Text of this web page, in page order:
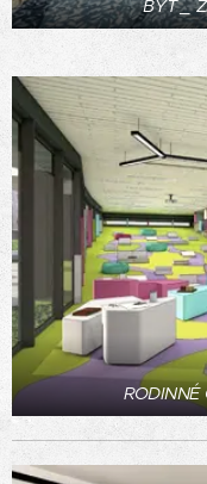
BYT _
RODINNÉ